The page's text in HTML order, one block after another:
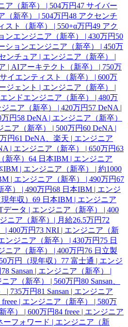
ア（新卒） | 504万円47 サイバー
（新卒） | 504万円48 アクセンチ
スト（新卒） | 550+α万円49 アク
ンエンジニア（新卒） | 430万円 50
ションエンジニア（新卒） | 450万
ンチュア | エンジニア（新卒） |
| AIアーキテクト（新卒） | 750万
イエンティスト（新卒） | 600万
ジェント | エンジニア（新卒） |
ンドエンジニア（新卒） | 480万
ニア（新卒） | 420万円 57 DeNA |
円 58 DeNA | エンジニア（新卒）
ニア（新卒） | 500万円60 DeNA |
円61 DeNA、楽天 | エンジニア
| エンジニア（新卒） | 650万円63
新卒） 64 日本IBM | エンジニア
IBM | エンジニア（新卒） | 約1000
| エンジニア（新卒） | 490万円67
卒） | 490万円68 日本IBM | エンジ
年収） 69 日本IBM | エンジニア
データ | エンジニア（新卒） | 400
ニア（新卒）| 月給26.5万円 72
| 400万円 73 NRI | エンジニア（新
ンジニア（新卒） | 430万円 75 日
ニア（新卒） | 400万円 76 日立製
万円（現年収） 77 富士通 | エンジ
78 Sansan | エンジニア（新卒） |
ニア（新卒） | 560万円80 Sansan、
| 735万円81 Sansan | エンジニア
freee | エンジニア（新卒） | 580万
卒） | 600万円84 freee | エンジニア
ーフォワード | エンジニア（新